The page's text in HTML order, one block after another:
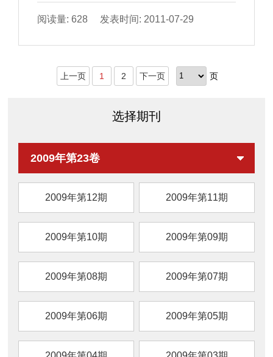
阅读量: 628 发表时间: 2011-07-29
上一页 1 2 下一页 页
选择期刊
2009年第23卷
2009年第12期 2009年第11期
2009年第10期 2009年第09期
2009年第08期 2009年第07期
2009年第06期 2009年第05期